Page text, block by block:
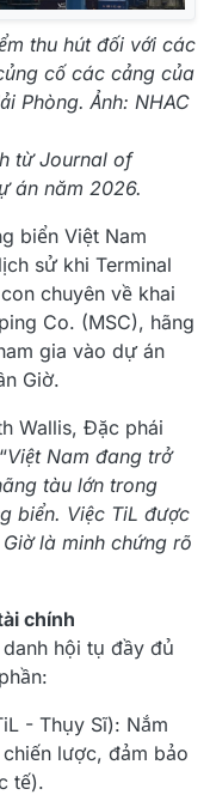
thu hút đối với các
cố các cảng của
Phòng. Ảnh: NHAC
từ Journal of
án năm 2026.
biển Việt Nam
sử khi Terminal
chuyên về khai
Co. (MSC), hãng
gia vào dự án
Giờ.
Wallis, Đặc phái
Việt Nam đang trở
tàu lớn trong
biển. Việc TiL được
là minh chứng rõ
chính
hội tụ đầy đủ
- Thụy Sĩ): Nắm
lược, đảm bảo
tế).